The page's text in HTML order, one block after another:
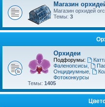
Магазин
Магазин орхидей
Темы: 3
Орхидеи
Подфорумы:
Фаленопсисы
Онцидиумные
Фотоконкурсы
Темы: 1405